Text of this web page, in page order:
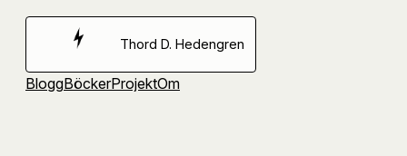
Hoppa
Thord D. Hedengren
BloggBöckerProjektOm